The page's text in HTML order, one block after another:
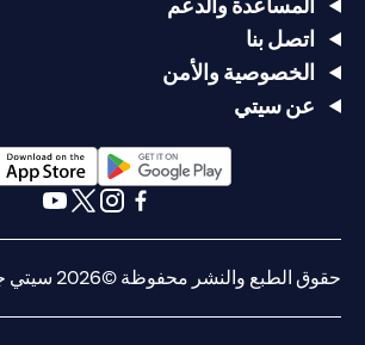
المساعدة والدعم
اتصل بنا
الخصوصية والأمن
عن سيتي
(opens in a new tab)
حقوق الطبع والنشر محفوظة ©2026 سيتي جروب انك.